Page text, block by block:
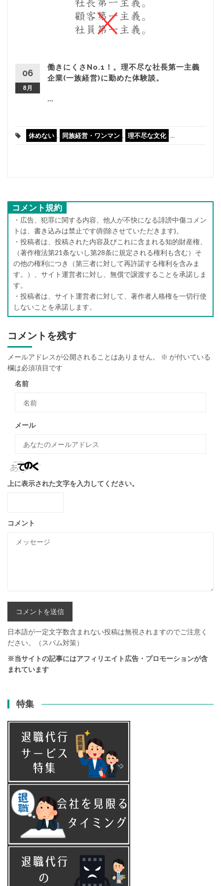
06
8月
働きにくさNo.1！。理不尽な社長第一主義
企業(一族経営)に勤めた体験談。
...
休めない , 同族経営・ワンマン , 理不尽な文化 ...
コメント規約
・広告、犯罪に関する内容、他人が不快になる誹謗中傷コメン
トは、書き込みは禁止です(削除させていただきます)。
・投稿者は、投稿された内容及びこれに含まれる知的財産権、
（著作権法第21条ないし第28条に規定される権利も含む）そ
の他の権利につき（第三者に対して再許諾する権利を含みま
す。）、サイト運営者に対し、無償で譲渡することを承諾しま
す。
・投稿者は、サイト運営者に対して、著作者人格権を一切行使
しないことを承諾します。
コメントを残す
メールアドレスが公開されることはありません。 ※ が付いている
欄は必須項目です
名前
メール
上に表示された文字を入力してください。
コメント
日本語が一定文字数含まれない投稿は無視されますのでご注意く
ださい。（スパム対策）
※当サイトの記事にはアフィリエイト広告・プロモーションが含
まれています
特集